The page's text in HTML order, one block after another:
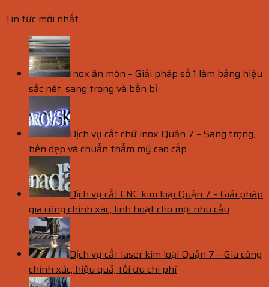
Tin tức mới nhất
Inox ăn mòn – Giải pháp số 1 làm bảng hiệu
sắc nét, sang trọng và bền bỉ
Dịch vụ cắt chữ inox Quận 7 – Sang trọng,
bền đẹp và chuẩn thẩm mỹ cao cấp
Dịch vụ cắt CNC kim loại Quận 7 – Giải pháp
gia công chính xác, linh hoạt cho mọi nhu cầu
Dịch vụ cắt laser kim loại Quận 7 – Gia công
chính xác, hiệu quả, tối ưu chi phí